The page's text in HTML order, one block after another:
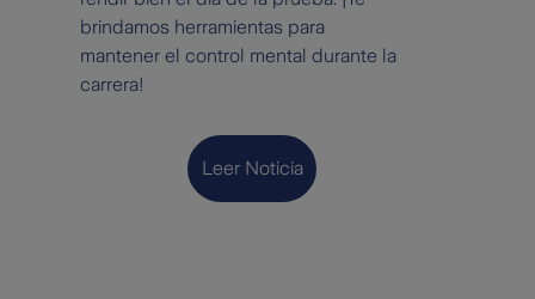
brindamos herramientas para
mantener el control mental durante la
carrera!
Leer Noticia